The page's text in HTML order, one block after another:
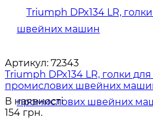
Артикул: 72343
Triumph DPx134 LR, голки
промислових швейних
В наявності
154 грн.